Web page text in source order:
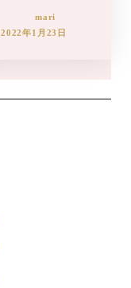
mari
2022年1月23日